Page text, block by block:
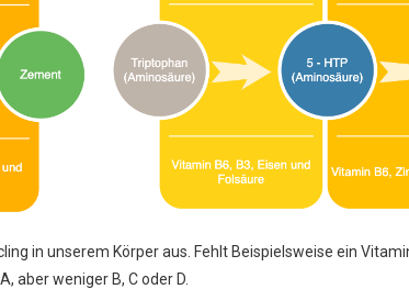
in unserem Körper aus. Fehlt Beispielsweise ein
aber weniger B, C oder D.